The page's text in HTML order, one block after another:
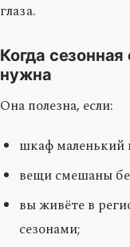
глаза.
Когда
нужна
Она полезна, если:
шкаф маленький
вещи смешаны
вы живёте в
сезонами;